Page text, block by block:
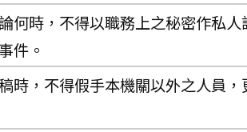
何時，不得以職務上之秘密作私
件。
時，不得假手本機關以外之人員